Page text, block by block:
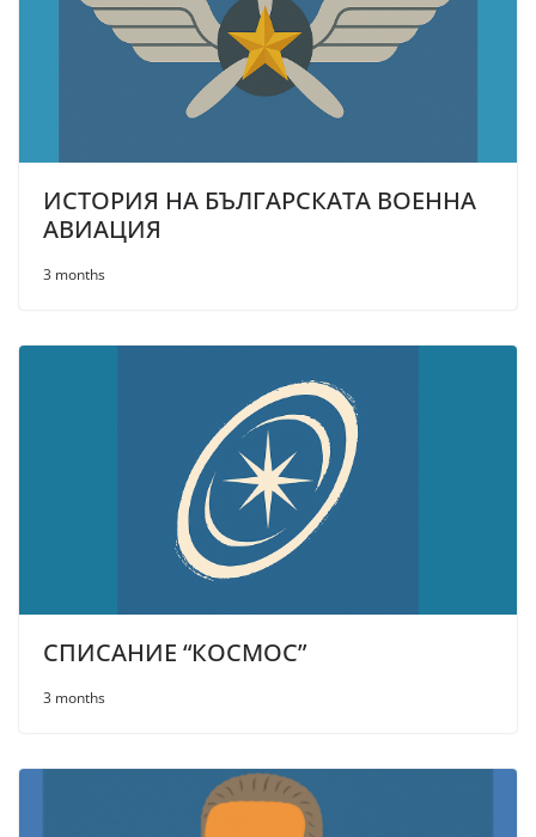
ИСТОРИЯ НА БЪЛГАРСКАТА ВОЕННА
АВИАЦИЯ
3 months
СПИСАНИЕ “КОСМОС”
3 months